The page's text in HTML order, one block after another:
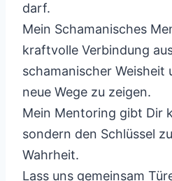
darf.
Mein Schamanisches
kraftvolle Verbindung
schamanischer Weisheit
neue Wege zu zeigen.
Mein Mentoring gibt Dir
sondern den Schlüssel
Wahrheit.
Lass uns gemeinsam